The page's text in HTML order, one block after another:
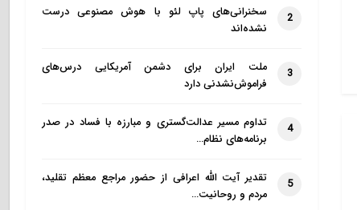
2
سخنرانی‌های پاپ لئو با هوش مصنوعی درست
نشده‌اند
3
ملت ایران برای دشمن آمریکایی درس‌های
فراموش‌نشدنی دارد
4
تداوم مسیر عدالت‌گستری و مبارزه با فساد در صدر
برنامه‌های نظام…
5
تقدیر آیت الله اعرافی از حضور مراجع معظم تقلید،
مردم و روحانیت…